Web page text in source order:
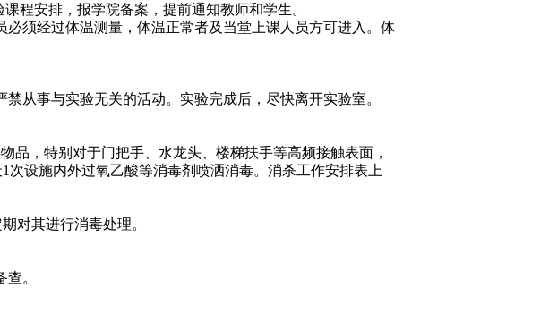
程安排，报学院备案，提前通知教师和学生。
须经过体温测量，体温正常者及当堂上课人员方可进入。体
从事与实验无关的活动。实验完成后，尽快离开实验室。
品，特别对于门把手、水龙头、楼梯扶手等高频接触表面，
1 次设施内外过氧乙酸等消毒剂喷洒消毒。消杀工作安排表上
对其进行消毒处理。
。